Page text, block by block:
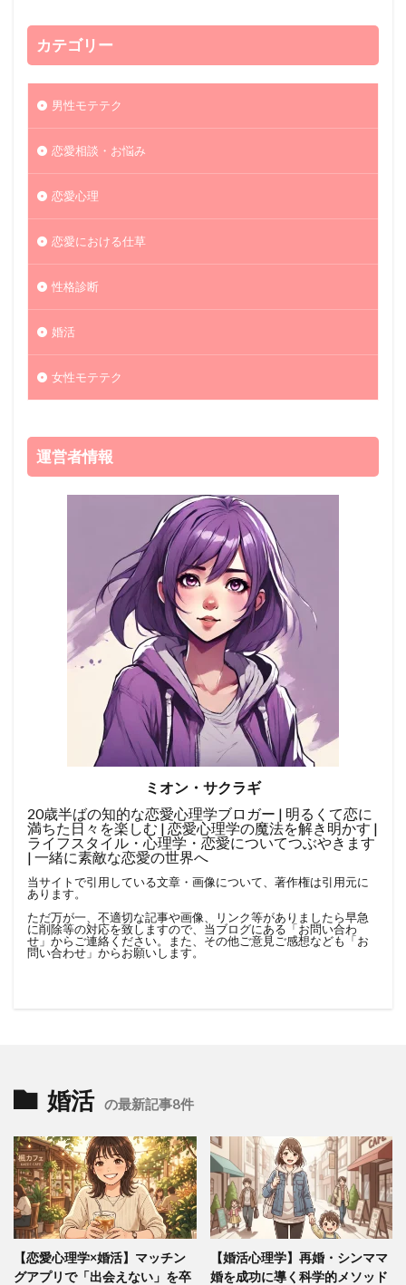
カテゴリー
男性モテテク
恋愛相談・お悩み
恋愛心理
恋愛における仕草
性格診断
婚活
女性モテテク
運営者情報
ミオン・サクラギ
20歳半ばの知的な恋愛心理学ブロガー | 明るくて恋に
満ちた日々を楽しむ | 恋愛心理学の魔法を解き明かす |
ライフスタイル・心理学・恋愛についてつぶやきます
| 一緒に素敵な恋愛の世界へ
当サイトで引用している文章・画像について、著作権は引用元に
あります。
ただ万が一、不適切な記事や画像、リンク等がありましたら早急
に削除等の対応を致しますので、当ブログにある「お問い合わ
せ 」からご連絡ください。また、その他ご意見ご感想なども「お
問い合わせ 」からお願いします。
婚活 の最新記事8件
【恋愛心理学×婚活】マッチン
グアプリで「出会えない」を卒
【婚活心理学】再婚・シンママ
婚を成功に導く科学的メソッド